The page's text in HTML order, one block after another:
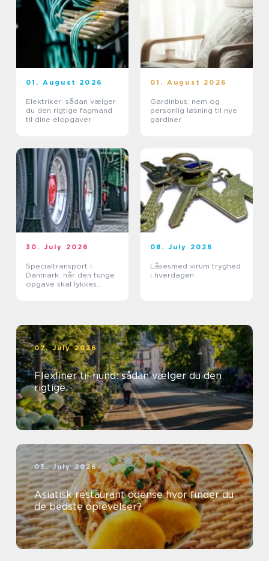
01. August 2026
Elektriker: sådan vælger
du den rigtige fagmand
til dine elopgaver
01. August 2026
Gardinbus: nem og
personlig løsning til nye
gardiner
30. July 2026
Specialtransport i
Danmark: når den tunge
opgave skal lykkes
08. July 2026
Låsesmed virum tryghed
i hverdagen
07. July 2026
Flexliner til hund: sådan vælger du den
rigtige
03. July 2026
Asiatisk restaurant odense hvor finder du
de bedste oplevelser?